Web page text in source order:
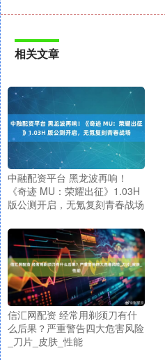
相关文章
中融配资平台 黑龙波再响！
《奇迹 MU：荣耀出征》1.03H
版公测开启，无氪复刻青春战场
信汇网配资 经常用剃须刀有什
么后果？严重警告四大危害风险
_刀片_皮肤_性能